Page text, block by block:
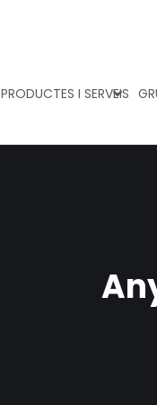
PRODUCTES I SERVEIS